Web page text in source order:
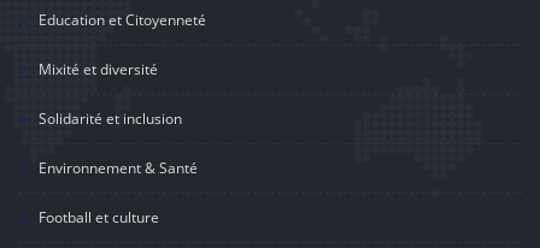
Education et Citoyenneté
Mixité et diversité
Solidarité et inclusion
Environnement & Santé
Football et culture